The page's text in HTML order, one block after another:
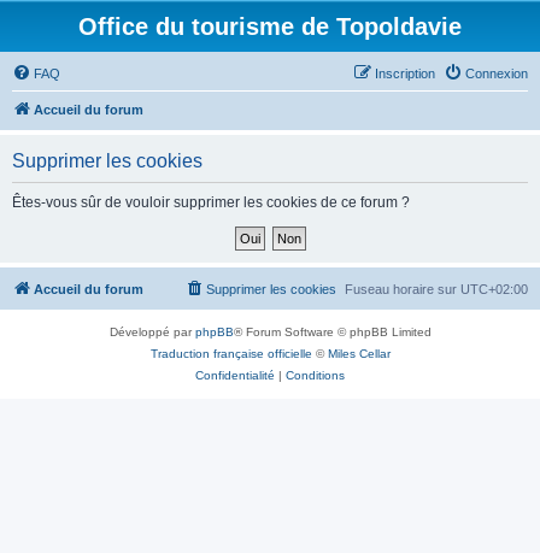
Office du tourisme de Topoldavie
FAQ Connexion
Inscription
Accueil du forum
Supprimer les cookies
Êtes-vous sûr de vouloir supprimer les cookies de ce forum ?
Accueil du forum Fuseau horaire sur UTC+02:00
Supprimer les cookies
Développé parphpBB® Forum Software © phpBB Limited
Traduction française officielle ©Miles Cellar
Confidentialité | Conditions